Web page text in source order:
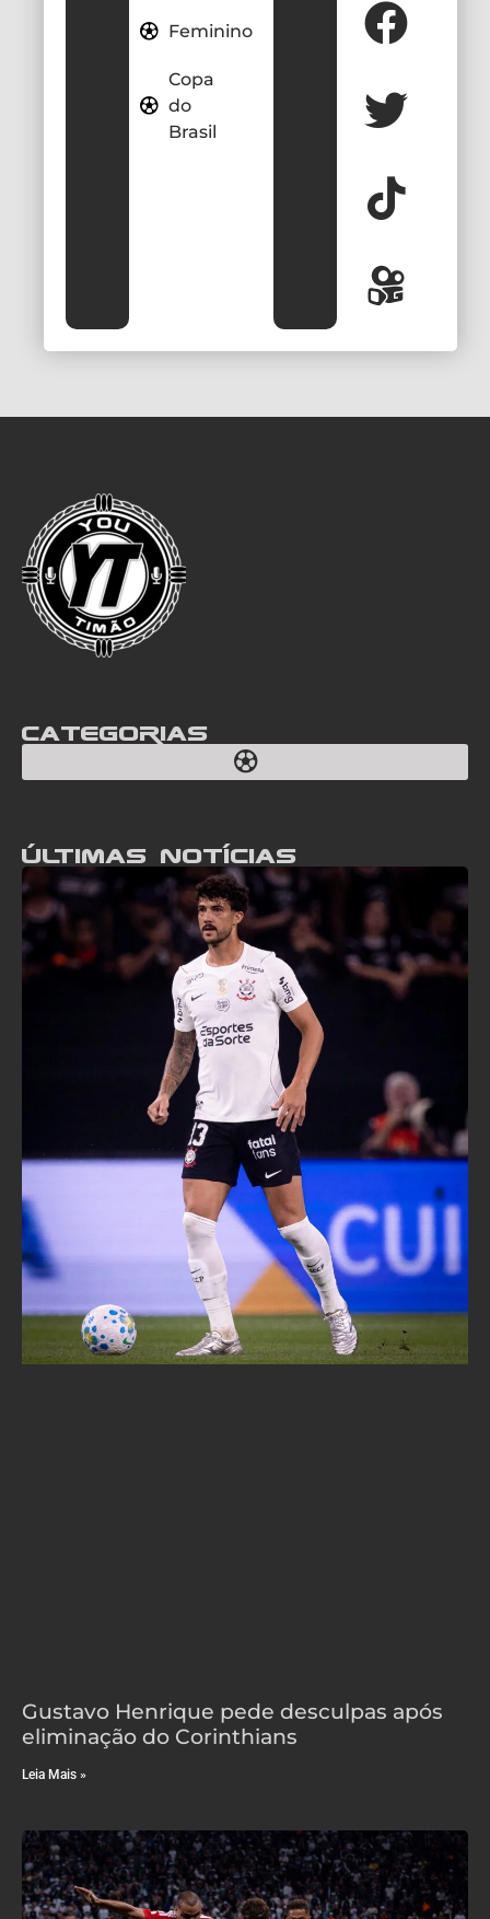
Feminino
Copa
do
Brasil
Categorias
Últimas notícias
Gustavo Henrique pede desculpas após
eliminação do Corinthians
Leia Mais »